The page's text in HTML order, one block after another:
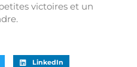
victoires et un
LinkedIn